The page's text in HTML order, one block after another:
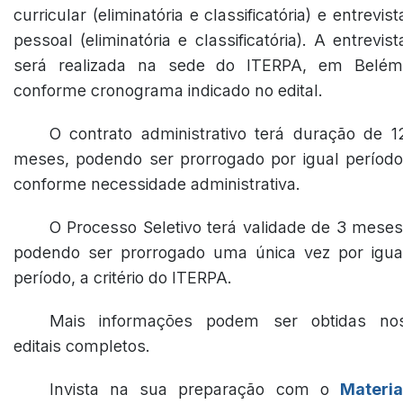
curricular (eliminatória e classificatória) e
pessoal (eliminatória e classificatória). A
será realizada na sede do ITERPA, em
conforme cronograma indicado no edital.
O contrato administrativo terá duração de
meses, podendo ser prorrogado por igual
conforme necessidade administrativa.
O Processo Seletivo terá validade de 3
podendo ser prorrogado uma única vez por
período, a critério do ITERPA.
Mais informações podem ser obtidas
editais completos.
Invista na sua preparação com o